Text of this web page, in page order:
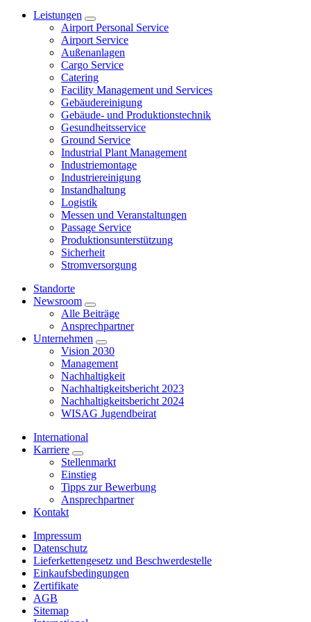
Leistungen
Airport Personal Service
Airport Service
Außenanlagen
Cargo Service
Catering
Facility Management und Services
Gebäudereinigung
Gebäude- und Produktionstechnik
Gesundheitsservice
Ground Service
Industrial Plant Management
Industriemontage
Industriereinigung
Instandhaltung
Logistik
Messen und Veranstaltungen
Passage Service
Produktionsunterstützung
Sicherheit
Stromversorgung
Standorte
Newsroom
Alle Beiträge
Ansprechpartner
Unternehmen
Vision 2030
Management
Nachhaltigkeit
Nachhaltigkeitsbericht 2023
Nachhaltigkeitsbericht 2024
WISAG Jugendbeirat
International
Karriere
Stellenmarkt
Einstieg
Tipps zur Bewerbung
Ansprechpartner
Kontakt
Impressum
Datenschutz
Lieferkettengesetz und Beschwerdestelle
Einkaufsbedingungen
Zertifikate
AGB
Sitemap